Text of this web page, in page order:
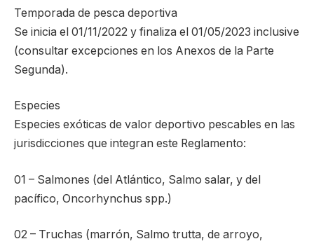
Temporada de pesca deportiva
Se inicia el 01/11/2022 y finaliza el 01/05/2023 inclusive
(consultar excepciones en los Anexos de la Parte
Segunda).
Especies
Especies exóticas de valor deportivo pescables en las
jurisdicciones que integran este Reglamento:
01 – Salmones (del Atlántico, Salmo salar, y del
pacífico, Oncorhynchus spp.)
02 – Truchas (marrón, Salmo trutta, de arroyo,